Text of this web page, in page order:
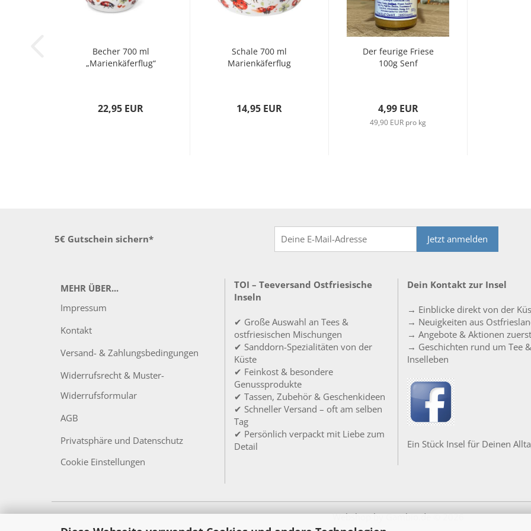
Becher 700 ml
„Marienkäferflug“
22,95 EUR
Schale 700 ml
Marienkäferflug
14,95 EUR
Der feurige Friese
100g Senf
4,99 EUR
49,90 EUR pro kg
5€ Gutschein sichern* Jetzt anmelden
MEHR ÜBER...
Impressum
Kontakt
Versand- & Zahlungsbedingungen
Widerrufsrecht & Muster-
Widerrufsformular
AGB
Privatsphäre und Datenschutz
Cookie Einstellungen
TOI – Teeversand Ostfriesische
Inseln
✔ Große Auswahl an Tees &
ostfriesischen Mischungen
✔ Sanddorn-Spezialitäten von der
Küste
✔ Feinkost & besondere
Genussprodukte
✔ Tassen, Zubehör & Geschenkideen
✔ Schneller Versand – oft am selben
Tag
✔ Persönlich verpackt mit Liebe zum
Detail
Dein Kontakt zur Insel
→ Einblicke direkt von der
→ Neuigkeiten aus
→ Angebote & Aktionen
→ Geschichten rund um Tee &
Inselleben
Ein Stück Insel für Deinen
Webshopby Gambio.de © 2026